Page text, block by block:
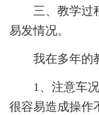
三、教学过
易发情况。
我在多年的
1、注意车
很容易造成操作